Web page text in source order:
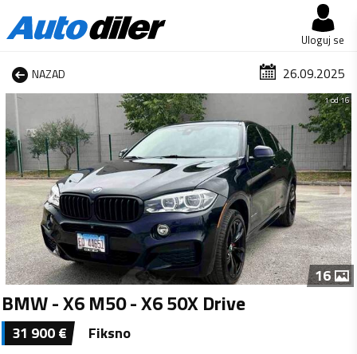
Uloguj se
NAZAD 26.09.2025
1 od 16
16
BMW - X6 M50 - X6 50X Drive
31 900€ Fiksno